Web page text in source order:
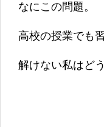
なにこの問題。
高校の授業でも
解けない私はど